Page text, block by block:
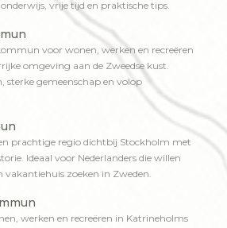
vrije tijd en praktische tips.
voor wonen, werken en recreëren
omgeving aan de Zweedse kust.
sterke gemeenschap en volop
prachtige regio dichtbij Stockholm met
Ideaal voor Nederlanders die willen
vakantiehuis zoeken in Zweden.
werken en recreëren in Katrineholms